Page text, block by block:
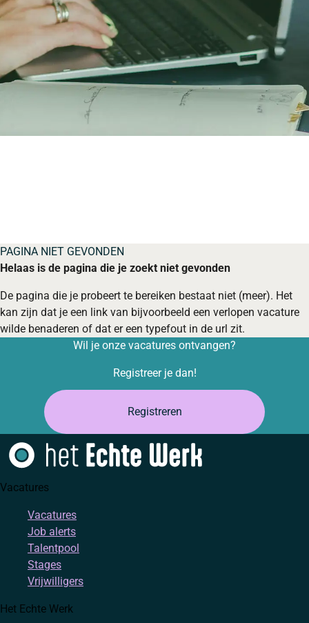
PAGINA NIET GEVONDEN
Helaas is de pagina die je zoekt niet gevonden
De pagina die je probeert te bereiken bestaat niet (meer). Het
kan zijn dat je een link van bijvoorbeeld een verlopen vacature
wilde benaderen of dat er een typefout in de url zit.
Wil je onze vacatures ontvangen?
Registreer je dan!
Registreren
Vacatures
Vacatures
Job alerts
Talentpool
Stages
Vrijwilligers
Het Echte Werk